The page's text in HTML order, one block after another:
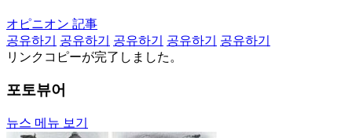
オピニオン 記事
공유하기
공유하기 공유하기 공유하기
공유하기
リンクコピーが完了しました。
포토뷰어
뉴스 메뉴 보기